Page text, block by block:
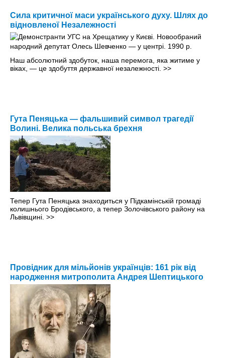
Сила критичної маси українського духу. Шлях до
відновленої Незалежності
Наш абсолютний здобуток, наша перемога, яка житиме у
віках, — це здобуття державної незалежності. >>
Гута Пеняцька — фальшивий символ трагедії
Волині. Велика польська брехня
Тепер Гута Пеняцька знаходиться у Підкамінській громаді
колишнього Бродівського, а тепер Золочівського району на
Львівщині. >>
Провідник для мільйонів українців: 161 рік від
народження митрополита Андрея Шептицького